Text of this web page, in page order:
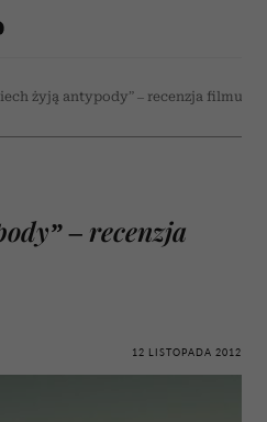
żyją antypody” – recenzja filmu
– recenzja
12 LISTOPADA 2012